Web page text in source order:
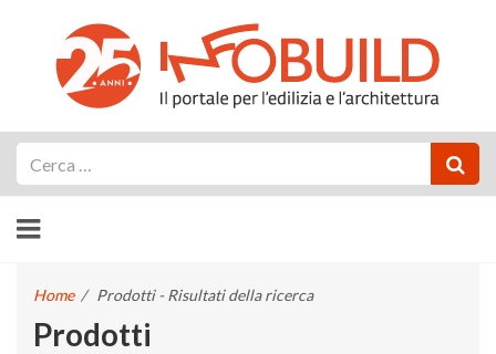
Home / Prodotti - Risultati della ricerca
Prodotti